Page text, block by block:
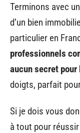
Terminons avec
d’un bien
particulier en
professionnels
aucun secret pour
doigts, parfait
Si je dois vous
à tout pour